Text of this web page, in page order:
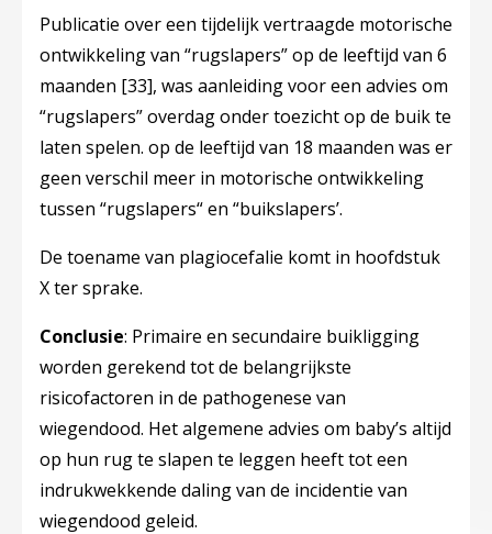
Publicatie over een tijdelijk vertraagde motorische
ontwikkeling van “rugslapers” op de leeftijd van 6
maanden [33], was aanleiding voor een advies om
“rugslapers” overdag onder toezicht op de buik te
laten spelen. op de leeftijd van 18 maanden was er
geen verschil meer in motorische ontwikkeling
tussen “rugslapers“ en “buikslapers’.
De toename van plagiocefalie komt in hoofdstuk
X ter sprake.
Conclusie: Primaire en secundaire buikligging
worden gerekend tot de belangrijkste
risicofactoren in de pathogenese van
wiegendood. Het algemene advies om baby’s altijd
op hun rug te slapen te leggen heeft tot een
indrukwekkende daling van de incidentie van
wiegendood geleid.